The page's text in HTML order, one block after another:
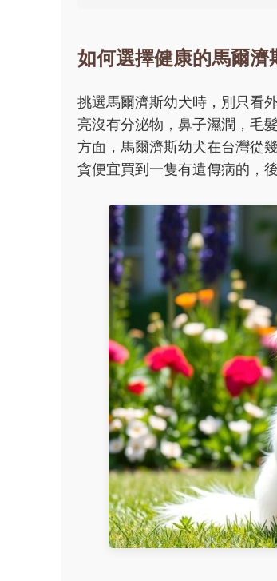
如何選擇健康的馬爾濟
挑選馬爾濟斯幼犬時，別只看
亮沒有分泌物，鼻子濕潤，毛
方面，馬爾濟斯幼犬在台灣從
貪便宜買到一隻有遺傳病的，